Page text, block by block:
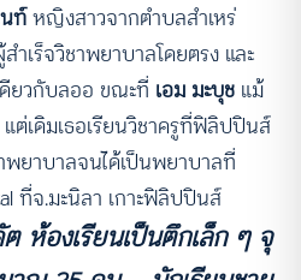
ท์หญิงสาวจากตำบลสำเหร่
ำเร็จวิชาพยาบาลโดยตรง และ
ดียวกับลออ ขณะที่ เอม มะบุช แม้
ต่เดิมเธอเรียนวิชาครูที่ฟิลิปปินส์
พยาบาลจนได้เป็นพยาบาลที่
ที่จ.มะนิลา เกาะฟิลิปปินส์
ห้องเรียนเป็นตึกเล็ก ๆ จุ